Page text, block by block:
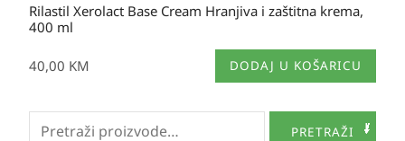
Rilastil Xerolact Base Cream Hranjiva i zaštitna krema,
400 ml
40,00 KM DODAJ U KOŠARICU
Pretraži: PRETRAŽI